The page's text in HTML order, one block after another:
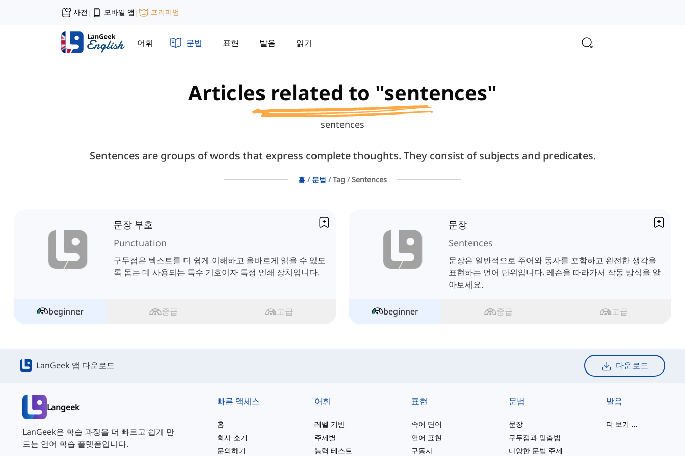
사전 | 모바일 앱 | 프리미엄
어휘 문법 표현 발음 읽기
Articles related to "sentences"
sentences
Sentences are groups of words that express complete thoughts. They consist of subjects and predicates.
홈 문법 Tag Sentences
문장 부호
Punctuation
구두점은 텍스트를 더 쉽게 이해하고 올바르게 읽을 수 있도
록 돕는 데 사용되는 특수 기호이자 특정 인쇄 장치입니다.
beginner 중급 고급
문장
Sentences
문장은 일반적으로 주어와 동사를 포함하고 완전한 생각을
표현하는 언어 단위입니다. 레슨을 따라가서 작동 방식을 알
아보세요.
beginner 중급 고급
LanGeek 앱 다운로드 다운로드
Langeek
LanGeek은 학습 과정을 더 빠르고 쉽게 만
드는 언어 학습 플랫폼입니다.
빠른 액세스
홈
회사 소개
문의하기
어휘
레벨 기반
주제별
능력 테스트
표현
속어 단어
연어 표현
구동사
문법
문장
구두점과 맞춤법
다양한 문법 주제
발음
더 보기 ...